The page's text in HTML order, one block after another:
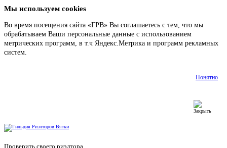
Мы используем cookies
Во время посещения сайта «ГРВ» Вы соглашаетесь с тем, что мы
обрабатываем Ваши персональные данные с использованием
метрических программ, в т.ч Яндекс.Метрика и программ рекламных
систем.
Понятно
Проверить своего риэлтора